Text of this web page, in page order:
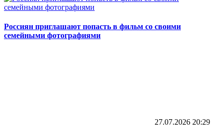
Россиян приглашают попасть в фильм со своими
семейными фотографиями
27.07.2026 20:29